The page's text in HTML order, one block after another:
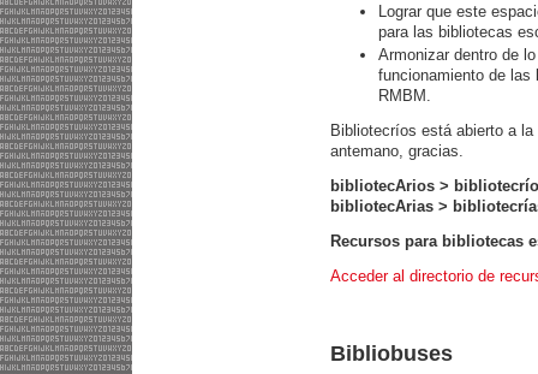
Lograr que este
para las bibliotecas
Armonizar dentro de
funcionamiento de
RMBM.
Bibliotecríos está abierto a
antemano, gracias.
bibliotecArios >
bibliotecArias >
Recursos para bibliotecas
Acceder al directorio de
Bibliobuses